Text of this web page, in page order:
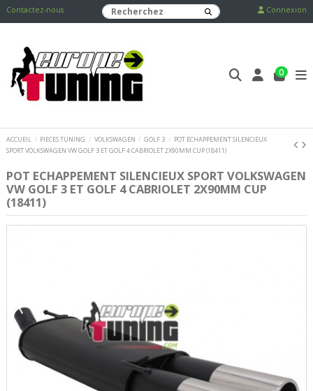
Contactez-nous Connexion
0
ACCUEIL PIECES TUNING VOLKSWAGEN GOLF 3
POT ECHAPPEMENT SILENCIEUX
SPORT VOLKSWAGEN VW GOLF 3 ET GOLF 4 CABRIOLET 2X90MM CUP (18411)
POT ECHAPPEMENT SILENCIEUX SPORT VOLKSWAGEN
VW GOLF 3 ET GOLF 4 CABRIOLET 2X90MM CUP
(18411)